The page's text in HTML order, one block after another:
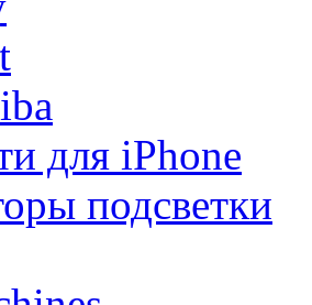
для iPhone
подсветки